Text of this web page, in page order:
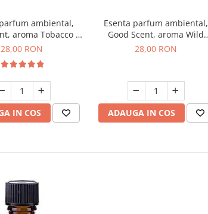
ambiental,
aroma Tobacco &
Vanilla, 20 g
28,00 RON
IN COS
Esenta parfum ambiental,
Good Scent, aroma Wild
Sailor, 20 g
28,00 RON
ADAUGA IN COS